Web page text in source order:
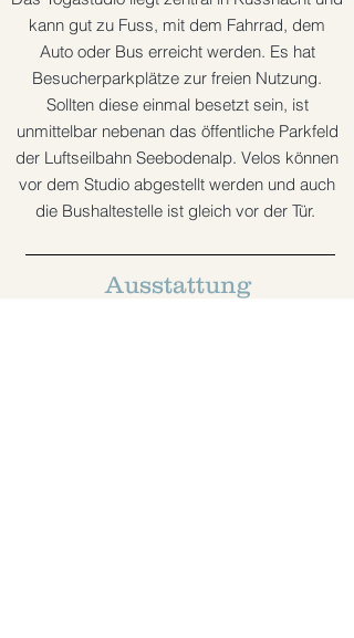
Ausstattung
kann gut zu Fuss, mit dem Fahrrad, dem
Auto oder Bus erreicht werden. Es hat
Besucherparkplätze zur freien Nutzung.
Sollten diese einmal besetzt sein, ist
unmittelbar nebenan das öffentliche Parkfeld
der Luftseilbahn Seebodenalp. Velos können
vor dem Studio abgestellt werden und auch
die Bushaltestelle ist gleich vor der Tür.